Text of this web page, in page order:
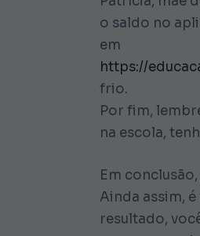
o saldo no
em
https://
frio.
Por fim,
na escola,
Em
Ainda assim,
resultado,